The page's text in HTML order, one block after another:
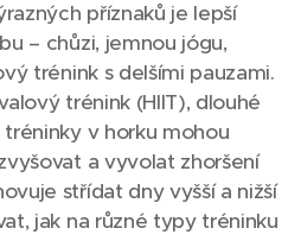
příznaků je lepší
– chůzi, jemnou jógu,
trénink s delšími pauzami.
trénink (HIIT), dlouhé
v horku mohou
a vyvolat zhoršení
střídat dny vyšší a nižší
jak na různé typy tréninku